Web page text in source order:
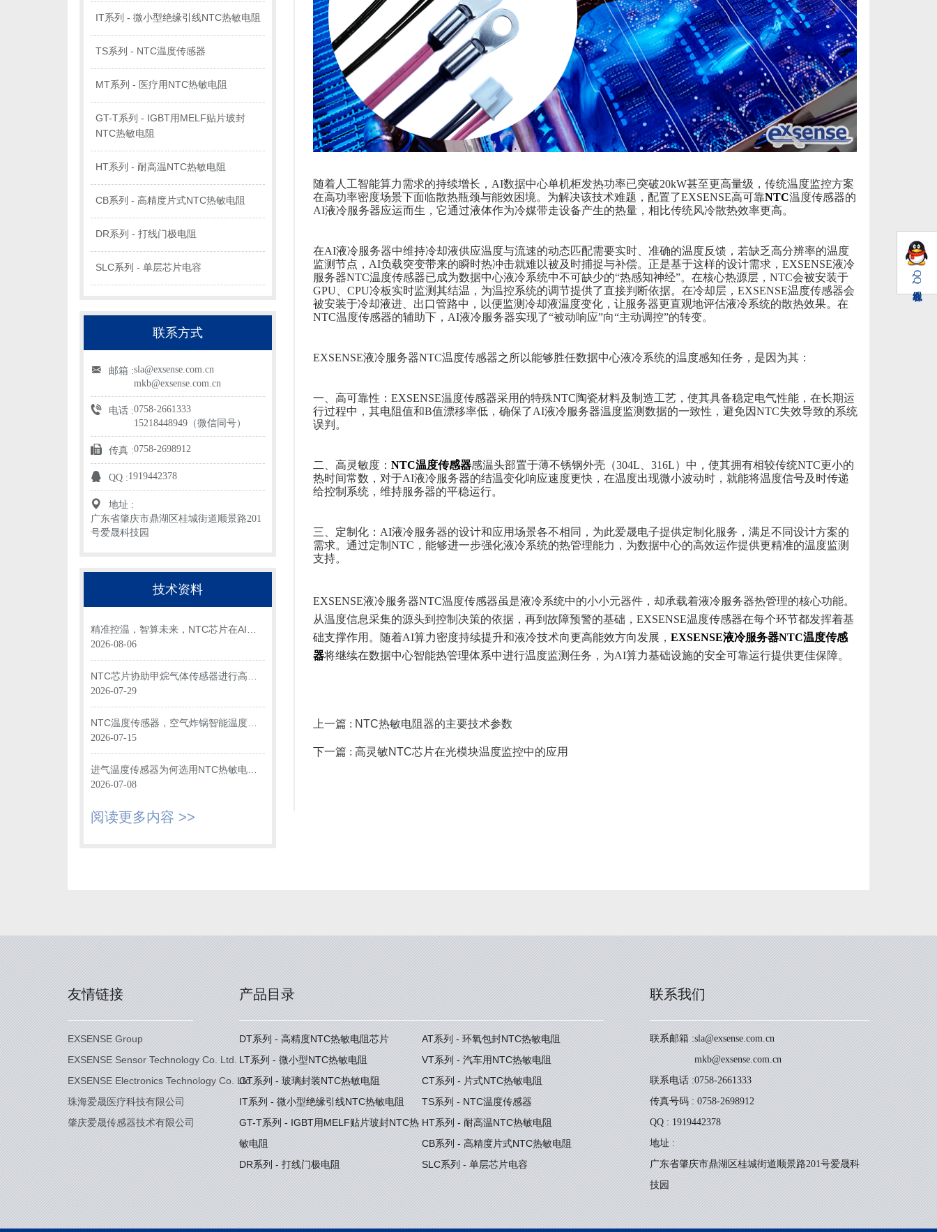
QQ
IT系列 - 微小型绝缘引线NTC热敏电阻
TS系列 - NTC温度传感器
MT系列 - 医疗用NTC热敏电阻
GT-T系列 - IGBT用MELF贴片玻封
NTC热敏电阻
HT系列 - 耐高温NTC热敏电阻
CB系列 - 高精度片式NTC热敏电阻
DR系列 - 打线门极电阻
SLC系列 - 单层芯片电容
联系方式
邮箱 :sla@exsense.com.cn
mkb@exsense.com.cn
电话 :0758-2661333
15218448949（微信同号）
传真 :0758-2698912
QQ :1919442378
地址 :
广东省肇庆市鼎湖区桂城街道顺景路201
号爱晟科技园
技术资料
精准控温，智算未来，NTC芯片在AI数
据中心光模块中的关键应用
2026-08-06
NTC芯片协助甲烷气体传感器进行高效
温度监测
2026-07-29
NTC温度传感器，空气炸锅智能温度监
控“大脑”
2026-07-15
进气温度传感器为何选用NTC热敏电阻
进行温度监测？
2026-07-08
阅读更多内容 >>
随着人工智能算力需求的持续增长， AI数据中心单机柜发热功率已突破20kW甚至更高量级，传统温度监控方案
在高功率密度场景下面临散热瓶颈与能效困境。 为解决该技术难题，配置了EXSENSE高可靠NTC温度传感器的
AI液冷服务器应运而生，它通过液体作为冷媒带走设备产生的热量，相比传统风冷散热效率更高。
在AI液冷服务器中维持冷却液供应温度与流速的动态匹配需要实时、准确的温度反馈 ， 若缺乏高分辨率的温度
监测节点， AI负载突变带来的瞬时热冲击就难以被及时捕捉与补偿。正是基于这样的设计需求，EXSENSE液冷
服务器NTC温度传感器已成为数据中心液冷系统中不可缺少的“热感知神经”。在核心热源层，NTC会被安装于
GPU、CPU冷板实时监测其结温，为温控系统的调节提供了直接判断依据。在冷却层，EXSENSE温度传感器会
被安装于冷却液进、出口管路中， 以便监测冷却液温度变化，让服务器更直观地评估液冷系统的散热效果。在
NTC温度传感器的辅助下，AI液冷服务器实现了“被动响应”向“主动调控”的转变。
EXSENSE液冷服务器NTC温度传感器之所以能够胜任数据中心液冷系统的温度感知任务，是因为其：
一、高可靠性：EXSENSE温度传感器采用的特殊NTC陶瓷材料及制造工艺，使其具备稳定电气性能，在长期运
行过程中，其电阻值和B值漂移率低，确保了AI液冷服务器温度监测数据的一致性，避免因NTC失效导致的系统
误判。
二、高灵敏度：NTC温度传感器感温头部置于薄不锈钢外壳（304L、316L）中，使其拥有相较传统NTC更小的
热时间常数，对于AI液冷服务器的结温变化响应速度更快，在温度出现微小波动时，就能将温度信号及时传递
给控制系统，维持服务器的平稳运行。
三、定制化：AI液冷服务器的设计和应用场景各不相同， 为此爱晟电子提供定制化服务，满足不同设计方案的
需求。通过定制NTC，能够进一步强化液冷系统的热管理能力，为数据中心的高效运作提供更精准的温度监测
支持。
EXSENSE液冷服务器NTC温度传感器虽是液冷系统中的小小元器件，却承载着液冷服务器热管理的核心功能。
从温度信息采集的源头到控制决策的依据，再到故障预警的基础，EXSENSE温度传感器在每个环节都发挥着基
础支撑作用。随着AI算力密度持续提升和液冷技术向更高能效方向发展，EXSENSE液冷服务器NTC温度传感
器将继续在数据中心智能热管理体系中进行温度监测任务，为AI算力基础设施的安全可靠运行提供更佳保障。
上一篇 : NTC热敏电阻器的主要技术参数
下一篇 :高灵敏NTC芯片在光模块温度监控中的应用
友情链接
EXSENSE Group
EXSENSE Sensor Technology Co. Ltd.
EXSENSE Electronics Technology Co. Ltd.
珠海爱晟医疗科技有限公司
肇庆爱晟传感器技术有限公司
产品目录
DT系列 - 高精度NTC热敏电阻芯片
AT系列 - 环氧包封NTC热敏电阻
LT系列 - 微小型NTC热敏电阻
VT系列 - 汽车用NTC热敏电阻
GT系列 - 玻璃封装NTC热敏电阻
CT系列 - 片式NTC热敏电阻
IT系列 - 微小型绝缘引线NTC热敏电阻
TS系列 - NTC温度传感器
GT-T系列 - IGBT用MELF贴片玻封NTC热
敏电阻
HT系列 - 耐高温NTC热敏电阻
CB系列 - 高精度片式NTC热敏电阻
DR系列 - 打线门极电阻
SLC系列 - 单层芯片电容
联系我们
联系邮箱 :sla@exsense.com.cn
mkb@exsense.com.cn
联系电话 :0758-2661333
传真号码 : 0758-2698912
QQ : 1919442378
地址 :
广东省肇庆市鼎湖区桂城街道顺景路201号爱晟科
技园